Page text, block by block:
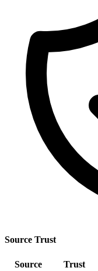
Source Trust
Source Trust